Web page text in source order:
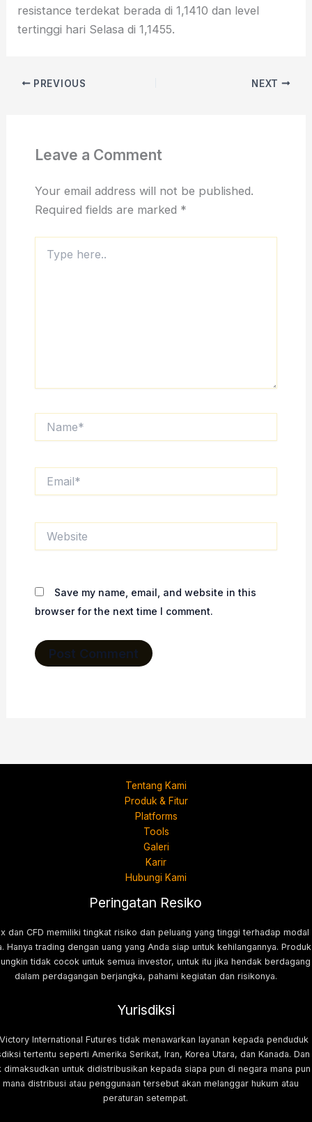
resistance terdekat berada di 1,1410 dan level
tertinggi hari Selasa di 1,1455.
PREVIOUS NEXT
Leave a Comment
Your email address will not be published.
Required fields are marked *
here..
Save my name, email, and website in this
browser for the next time I comment.
Tentang Kami
Produk & Fitur
Platforms
Tools
Galeri
Karir
Hubungi Kami
Peringatan Resiko
dan CFD memiliki tingkat risiko dan peluang yang tinggi terhadap modal
Hanya trading dengan uang yang Anda siap untuk kehilangannya. Produk
tidak cocok untuk semua investor, untuk itu jika hendak berdagang
dalam perdagangan berjangka, pahami kegiatan dan risikonya.
Yurisdiksi
International Futures tidak menawarkan layanan kepada penduduk
tertentu seperti Amerika Serikat, Iran, Korea Utara, dan Kanada. Dan
dimaksudkan untuk didistribusikan kepada siapa pun di negara mana pun
mana distribusi atau penggunaan tersebut akan melanggar hukum atau
peraturan setempat.